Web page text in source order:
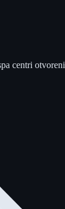
centri